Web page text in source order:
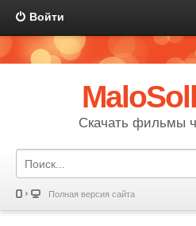
Войти
Скачать фильмы
Полная версия сайта